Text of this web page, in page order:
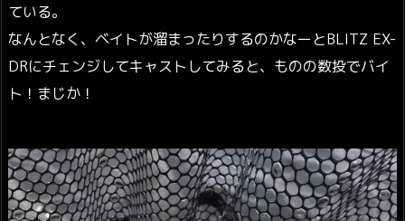
ている。
なんとなく、ベイトが溜まったりするのかなーとBLITZ EX-
DRにチェンジしてキャストしてみると、ものの数投でバイ
ト！まじか！